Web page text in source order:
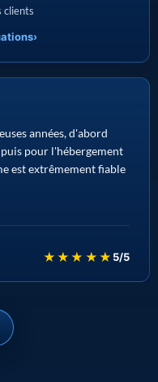
clients
›
années, d'abord
pour l'hébergement
est extrêmement fiable
★★★★★ 5/5